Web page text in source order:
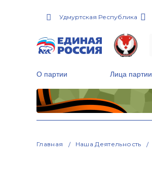
Удмуртская Республика
О партии Лица партии
Главная Наша Деятельность